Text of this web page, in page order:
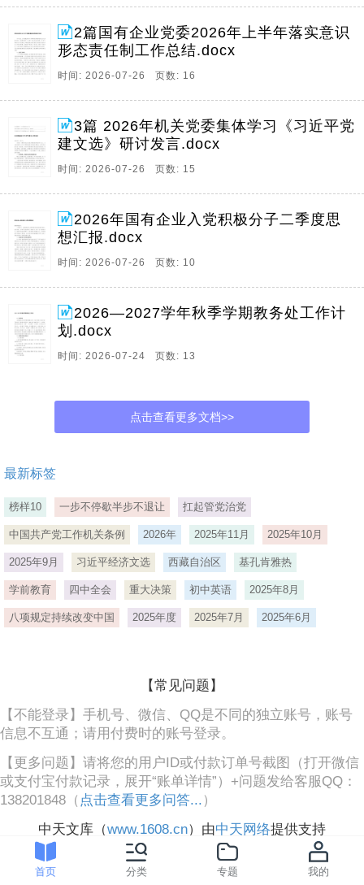
2篇国有企业党委2026年上半年落实意识
形态责任制工作总结.docx
时间: 2026-07-26 页数: 16
3篇 2026年机关党委集体学习《习近平党
建文选》研讨发言.docx
时间: 2026-07-26 页数: 15
2026年国有企业入党积极分子二季度思
想汇报.docx
时间: 2026-07-26 页数: 10
2026—2027学年秋季学期教务处工作计
划.docx
时间: 2026-07-24 页数: 13
点击查看更多文档>>
最新标签
榜样10 一步不停歇半步不退让 扛起管党治党
中国共产党工作机关条例 2026年 2025年11月 2025年10月
2025年9月 习近平经济文选 西藏自治区 基孔肯雅热
学前教育 四中全会 重大决策 初中英语 2025年8月
八项规定持续改变中国 2025年度 2025年7月 2025年6月
【常见问题】
【不能登录】手机号、微信、QQ是不同的独立账号，账号
信息不互通；请用付费时的账号登录。
【更多问题】请将您的用户ID或付款订单号截图（打开微信
或支付宝付款记录，展开“账单详情”）+问题发给客服QQ：
138201848（ 点击查看更多问答... ）
中天文库（www.1608.cn）由中天网络提供支持
首页 分类 专题 我的